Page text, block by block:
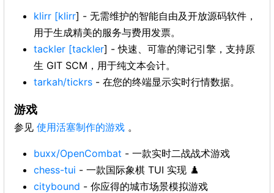
klirr [klirr] - 无需维护的智能自由及开放源码软件，
用于生成精美的服务与费用发票。
tackler [tackler] - 快速、可靠的簿记引擎，支持原
生 GIT SCM，用于纯文本会计。
tarkah/tickrs - 在您的终端显示实时行情数据。
游戏
参见 使用活塞制作的游戏 。
buxx/OpenCombat - 一款实时二战战术游戏
chess-tui - 一款国际象棋 TUI 实现 ♟️
citybound - 你应得的城市场景模拟游戏